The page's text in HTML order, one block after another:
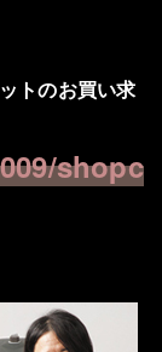
トのお買い求
shopc